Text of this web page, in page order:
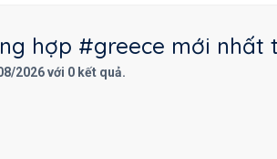
hợp #greece mới
2026 với 0 kết quả.